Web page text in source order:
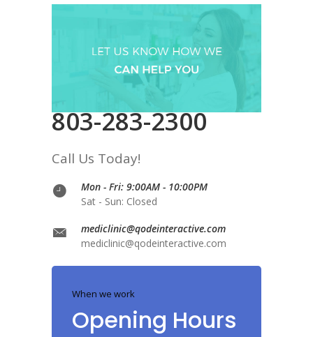
803-283-2300
Call Us Today!
Mon - Fri: 9:00AM - 10:00PM
Sat - Sun: Closed
mediclinic@qodeinteractive.com
mediclinic@qodeinteractive.com
When we work
Opening Hours